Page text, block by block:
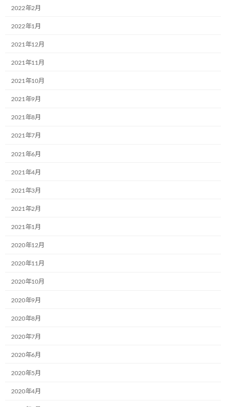
我々の活動は、皆の心にも必ずある
「優しくしたい・世の中を良くした
い」という気持ちを呼び起こし、運転
士や、また、それを見る人に、心のゆ
す。
「大好きなトラックが人の命を奪い、
悲しみを生む・・・起こった事実は変
えられないが、その意味を変えること
ができる」と信じています。
こどもミュージアムプロジェク
ト特別公演 チケットお申込みは
2022年2月
2022年1月
2021年12月
2021年11月
2021年10月
2021年9月
2021年8月
2021年7月
2021年6月
2021年4月
2021年3月
2021年2月
2021年1月
2020年12月
2020年11月
2020年10月
2020年9月
2020年8月
2020年7月
2020年6月
2020年5月
2020年4月